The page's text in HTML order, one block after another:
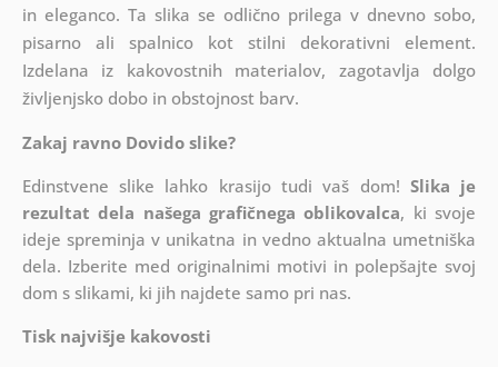
in eleganco. Ta slika se odlično prilega v dnevno sobo,
pisarno ali spalnico kot stilni dekorativni element.
Izdelana iz kakovostnih materialov, zagotavlja dolgo
življenjsko dobo in obstojnost barv.
Zakaj ravno Dovido slike?
Edinstvene slike lahko krasijo tudi vaš dom! Slika je
rezultat dela našega grafičnega oblikovalca, ki svoje
ideje spreminja v unikatna in vedno aktualna umetniška
dela. Izberite med originalnimi motivi in polepšajte svoj
dom s slikami, ki jih najdete samo pri nas.
Tisk najvišje kakovosti